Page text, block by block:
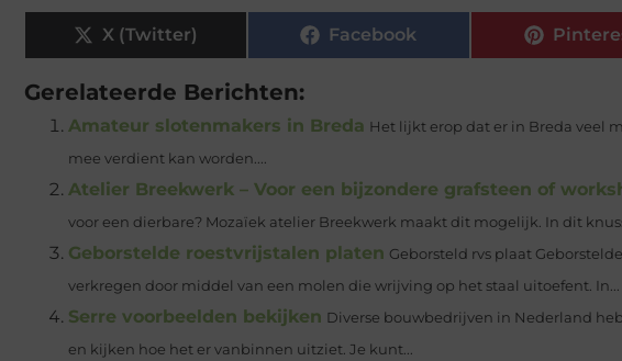
X (Twitter) Facebook
Gerelateerde Berichten:
Amateur slotenmakers in Breda Het lijkt erop dat er in Breda veel
mee verdient kan worden....
Atelier Breekwerk – Voor een bijzondere grafsteen of
voor een dierbare? Mozaïek atelier Breekwerk maakt dit mogelijk. In dit
Geborstelde roestvrijstalen platen Geborsteld rvs plaat
verkregen door middel van een molen die wrijving op het staal uitoefent. In...
Serre voorbeelden bekijken Diverse bouwbedrijven in Nederland
en kijken hoe het er vanbinnen uitziet. Je kunt...